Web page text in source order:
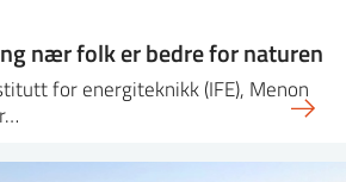
nær folk er bedre for naturen
for energiteknikk (IFE), Menon